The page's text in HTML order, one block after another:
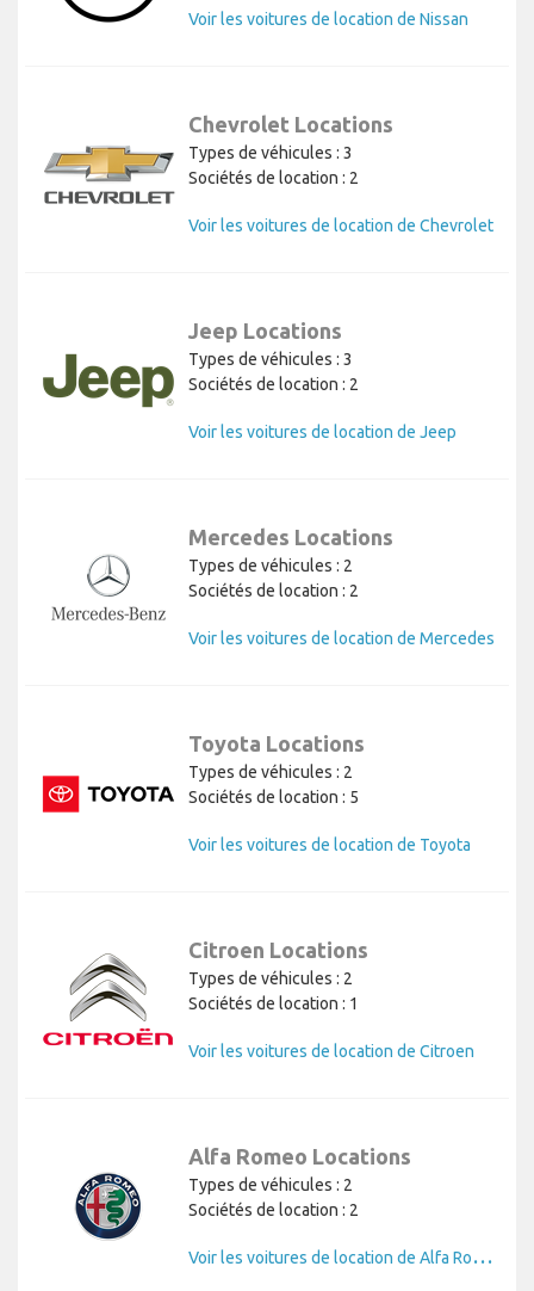
Voir les voitures de location de Nissan
Chevrolet Locations
Types de véhicules : 3
Sociétés de location : 2
Voir les voitures de location de Chevrolet
Jeep Locations
Types de véhicules : 3
Sociétés de location : 2
Voir les voitures de location de Jeep
Mercedes Locations
Types de véhicules : 2
Sociétés de location : 2
Voir les voitures de location de Mercedes
Toyota Locations
Types de véhicules : 2
Sociétés de location : 5
Voir les voitures de location de Toyota
Citroen Locations
Types de véhicules : 2
Sociétés de location : 1
Voir les voitures de location de Citroen
Alfa Romeo Locations
Types de véhicules : 2
Sociétés de location : 2
V
oir les voitures de location de Alfa Romeo